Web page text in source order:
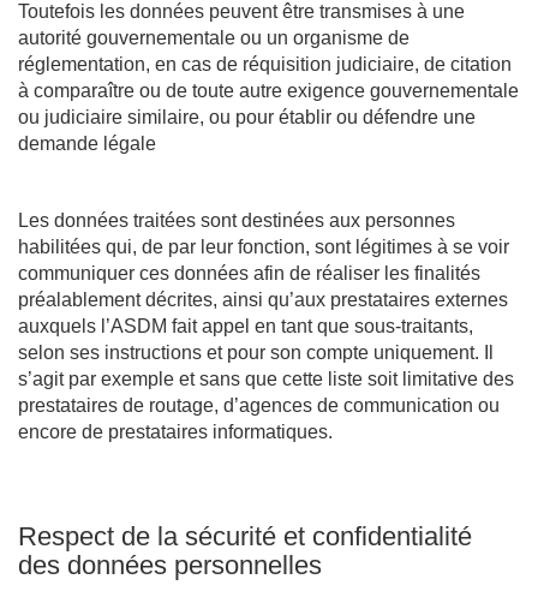
Toutefois les données peuvent être transmises à une
autorité gouvernementale ou un organisme de
réglementation, en cas de réquisition judiciaire, de citation
à comparaître ou de toute autre exigence gouvernementale
ou judiciaire similaire, ou pour établir ou défendre une
demande légale
Les données traitées sont destinées aux personnes
habilitées qui, de par leur fonction, sont légitimes à se voir
communiquer ces données afin de réaliser les finalités
préalablement décrites, ainsi qu’aux prestataires externes
auxquels l’ASDM fait appel en tant que sous-traitants,
selon ses instructions et pour son compte uniquement. Il
s’agit par exemple et sans que cette liste soit limitative des
prestataires de routage, d’agences de communication ou
encore de prestataires informatiques.
Respect de la sécurité et confidentialité
des données personnelles